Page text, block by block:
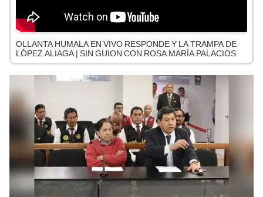
OLLANTA HUMALA EN VIVO RESPONDE Y LA TRAMPA DE
LÓPEZ ALIAGA | SIN GUION CON ROSA MARÍA PALACIOS